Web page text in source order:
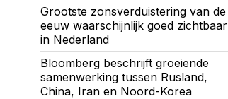
Grootste zonsverduistering van de
eeuw waarschijnlijk goed zichtbaar
in Nederland
Bloomberg beschrijft groeiende
samenwerking tussen Rusland,
China, Iran en Noord-Korea